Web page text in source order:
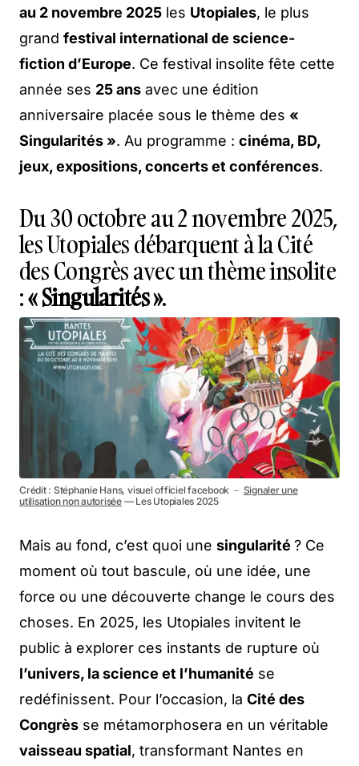
au 2 novembre 2025 les Utopiales, le plus
grand festival international de science-
fiction d’Europe. Ce festival insolite fête cette
année ses 25 ans avec une édition
anniversaire placée sous le thème des «
Singularités ». Au programme : cinéma, BD,
jeux, expositions, concerts et conférences.
Du 30 octobre au 2 novembre 2025,
les Utopiales débarquent à la Cité
des Congrès avec un thème insolite
:« Singularités ».
Crédit : Stéphanie Hans, visuel officiel facebook － Signaler une
utilisation non autorisée — Les Utopiales 2025
Mais au fond, c’est quoi une singularité ? Ce
moment où tout bascule, où une idée, une
force ou une découverte change le cours des
choses. En 2025, les Utopiales invitent le
public à explorer ces instants de rupture où
l’univers, la science et l’humanité se
redéfinissent. Pour l’occasion, la Cité des
Congrès se métamorphosera en un véritable
vaisseau spatial, transformant Nantes en